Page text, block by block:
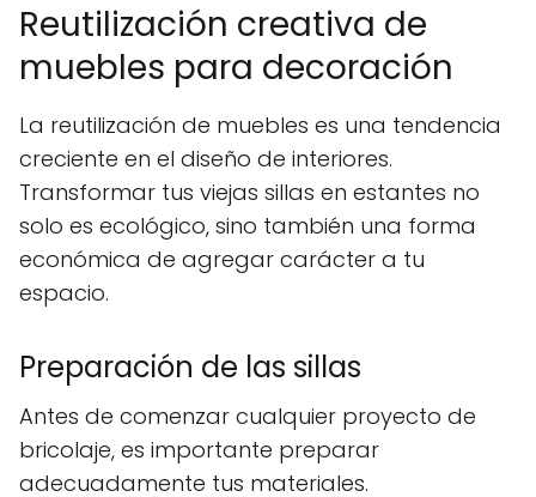
Reutilización creativa de
muebles para decoración
La reutilización de muebles es una tendencia
creciente en el diseño de interiores.
Transformar tus viejas sillas en estantes no
solo es ecológico, sino también una forma
económica de agregar carácter a tu
espacio.
Preparación de las sillas
Antes de comenzar cualquier proyecto de
bricolaje, es importante preparar
adecuadamente tus materiales.